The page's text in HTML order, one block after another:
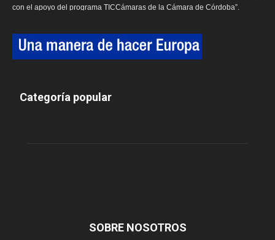
con el apoyo del programa TICCámaras de la Cámara de Córdoba”.
Categoría popular
SOBRE NOSOTROS